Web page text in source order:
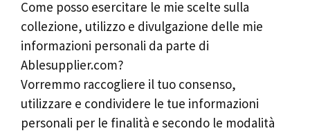
Come posso esercitare le mie scelte sulla
collezione, utilizzo e divulgazione delle mie
informazioni personali da parte di
Ablesupplier.com?
Vorremmo raccogliere il tuo consenso,
utilizzare e condividere le tue informazioni
personali per le finalità e secondo le modalità